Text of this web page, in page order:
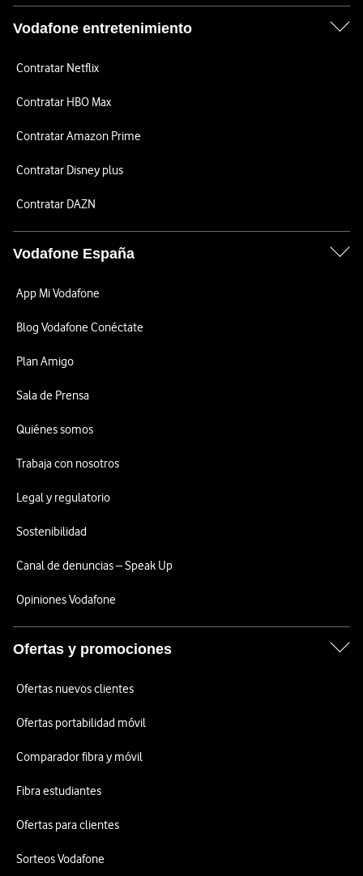
Vodafone entretenimiento
Contratar Netflix
Contratar HBO Max
Contratar Amazon Prime
Contratar Disney plus
Contratar DAZN
Vodafone España
App Mi Vodafone
Blog Vodafone Conéctate
Plan Amigo
Sala de Prensa
Quiénes somos
Trabaja con nosotros
Legal y regulatorio
Sostenibilidad
Canal de denuncias – Speak Up
Opiniones Vodafone
Ofertas y promociones
Ofertas nuevos clientes
Ofertas portabilidad móvil
Comparador fibra y móvil
Fibra estudiantes
Ofertas para clientes
Sorteos Vodafone